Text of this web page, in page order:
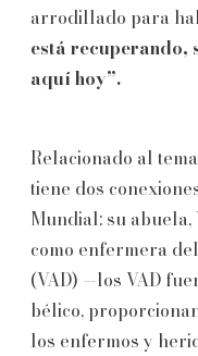
arrodillado para
está recuperando,
aquí hoy”.
Relacionado al
tiene dos
Mundial: su abuela,
como enfermera
(VAD) —los VAD
bélico,
los enfermos y